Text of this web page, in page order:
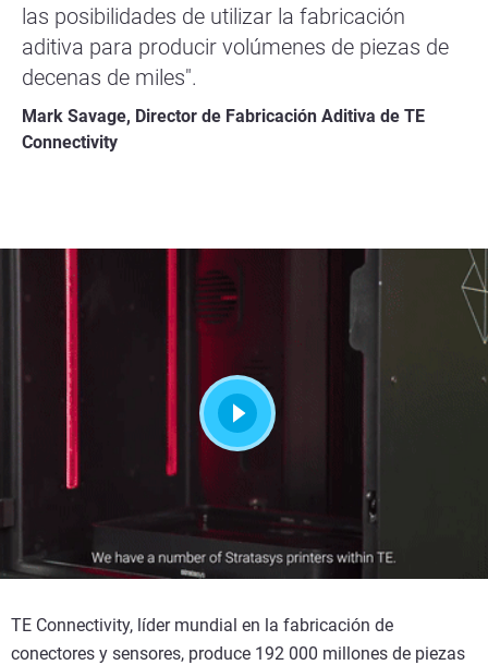
las posibilidades de utilizar la fabricación
aditiva para producir volúmenes de piezas de
decenas de miles".
Mark Savage, Director de Fabricación Aditiva de TE
Connectivity
TE Connectivity, líder mundial en la fabricación de
conectores y sensores, produce 192 000 millones de piezas